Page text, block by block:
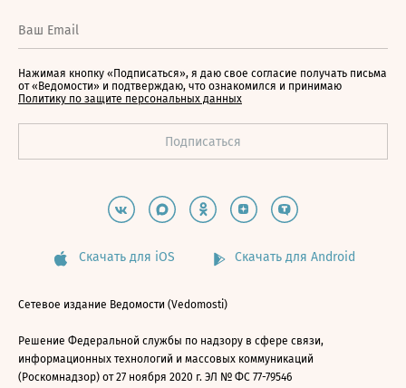
Нажимая кнопку «Подписаться», я даю свое согласие получать письма
от «Ведомости» и подтверждаю, что ознакомился и принимаю
Политику по защите персональных данных
Скачать для iOS Скачать для Android
Сетевое издание Ведомости (Vedomosti)
Решение Федеральной службы по надзору в сфере связи,
информационных технологий и массовых коммуникаций
(Роскомнадзор) от 27 ноября 2020 г. ЭЛ № ФС 77-79546